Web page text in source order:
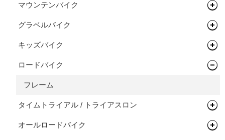
マウンテンバイク
フレーム
グラベルバイク
フレーム
完成車
キッズバイク
キッズバイク
ロードバイク
フレーム
タイムトライアル / トライアスロン
フレーム
オールロードバイク